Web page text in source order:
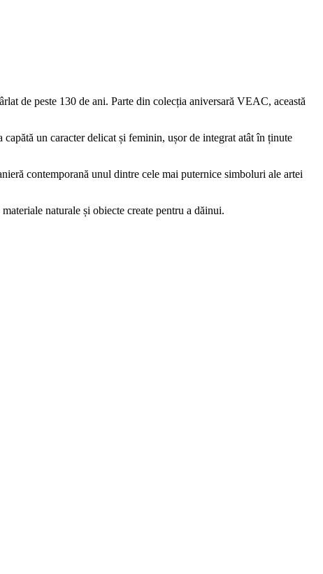
de peste 130 de ani. Parte din colecția aniversară VEAC, această
un caracter delicat și feminin, ușor de integrat atât în ținute
contemporană unul dintre cele mai puternice simboluri ale artei
naturale și obiecte create pentru a dăinui.